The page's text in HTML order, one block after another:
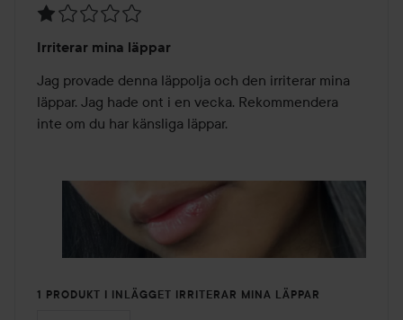
1
av
5
Irriterar mina läppar
Jag provade denna läppolja och den irriterar mina
läppar. Jag hade ont i en vecka. Rekommendera
inte om du har känsliga läppar.
1 PRODUKT I INLÄGGET IRRITERAR MINA LÄPPAR